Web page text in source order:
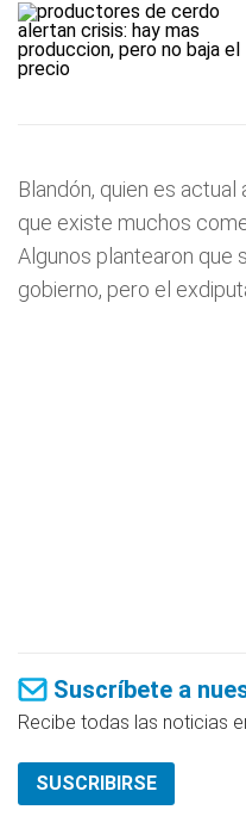
Blandón, quien es
que existe muchos
Algunos plantearon que
gobierno, pero el
Suscríbete a
Recibe todas las noticias
SUSCRIBIRSE